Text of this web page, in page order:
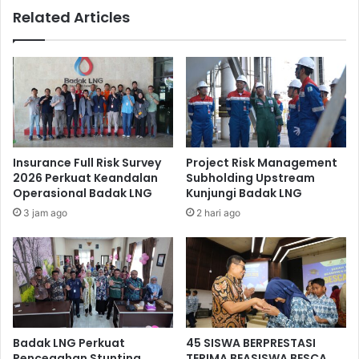
menanam langsung pohon manggis putih, sedangkan Dirut
Pertamina Nicke Widyawati menanam pohon gandaria.
Sebelum melakukan penanaman, terlebih dulu dibacakan
jenis dan manfaat dari tanaman tersebut.
Ditemui usai penanaman pohon, Menteri BUMN Rini
Related Articles
Insurance Full Risk Survey
2026 Perkuat Keandalan
Operasional Badak LNG
3 jam ago
Project Risk Management
Subholding Upstream
Kunjungi Badak LNG
2 hari ago
Badak LNG Perkuat
45 SISWA BERPRESTASI